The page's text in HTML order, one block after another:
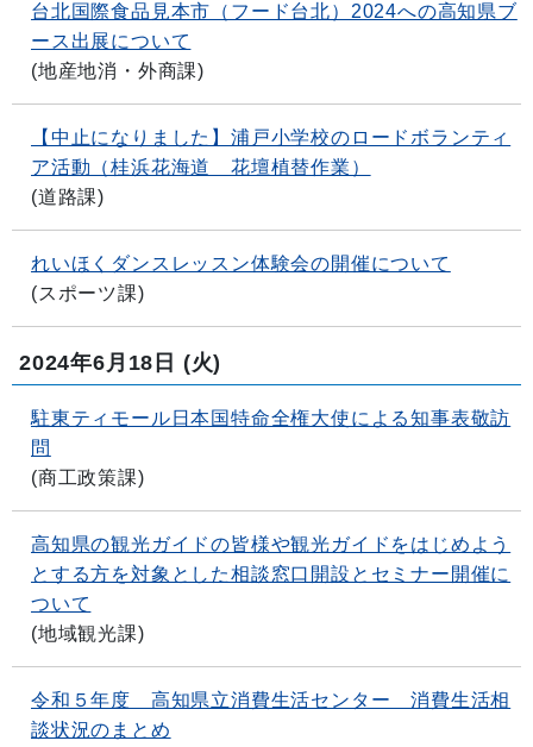
台北国際食品見本市（フード台北）2024への高知県ブ
ース出展について
(地産地消・外商課)
【中止になりました】浦戸小学校のロードボランティ
ア活動（桂浜花海道 花壇植替作業）
(道路課)
れいほくダンスレッスン体験会の開催について
(スポーツ課)
2024年6月18日 (火)
駐東ティモール日本国特命全権⼤使による知事表敬訪
問
(商工政策課)
高知県の観光ガイドの皆様や観光ガイドをはじめよう
とする方を対象とした相談窓口開設とセミナー開催に
ついて
(地域観光課)
令和５年度 高知県立消費生活センター 消費生活相
談状況のまとめ